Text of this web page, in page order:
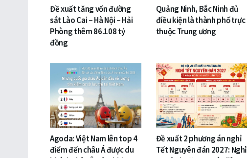
Đề xuất tăng vốn đường
sắt Lào Cai – Hà Nội – Hải
Phòng thêm 86.108 tỷ
đồng
Quảng Ninh, Bắc Ninh đủ
điều kiện là thành phố trực
thuộc Trung ương
Agoda: Việt Nam lên top 4
điểm đến châu Á được du
Đề xuất 2 phương án nghỉ
Tết Nguyên đán 2027: Nghỉ